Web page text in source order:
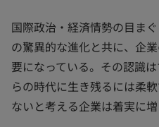
国際政治・経済情勢の目ま
の驚異的な進化と共に、企
要になっている。その認識
らの時代に生き残るには柔
ないと考える企業は着実に増